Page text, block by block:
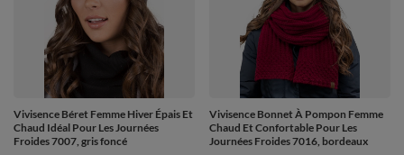
Vivisence Béret Femme Hiver Épais Et
Chaud Idéal Pour Les Journées
Froides 7007, gris foncé
Vivisence Bonnet À Pompon Femme
Chaud Et Confortable Pour Les
Journées Froides 7016, bordeaux